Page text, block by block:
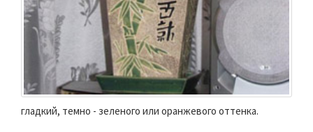
гладкий, темно - зеленого или оранжевого оттенка.